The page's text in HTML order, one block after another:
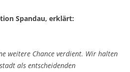
Spandau, erklärt:
weitere Chance verdient. Wir halten
als entscheidenden